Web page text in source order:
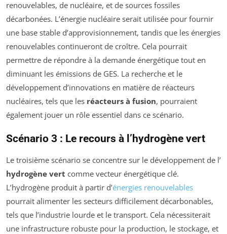
renouvelables, de nucléaire, et de sources fossiles
décarbonées. L’énergie nucléaire serait utilisée pour fournir
une base stable d’approvisionnement, tandis que les énergies
renouvelables continueront de croître. Cela pourrait
permettre de répondre à la demande énergétique tout en
diminuant les émissions de GES. La recherche et le
développement d’innovations en matière de réacteurs
nucléaires, tels que les réacteurs à fusion, pourraient
également jouer un rôle essentiel dans ce scénario.
Scénario 3 : Le recours à l’hydrogène vert
Le troisième scénario se concentre sur le développement de l’
hydrogène vert comme vecteur énergétique clé.
L’hydrogène produit à partir d’énergies renouvelables
pourrait alimenter les secteurs difficilement décarbonables,
tels que l’industrie lourde et le transport. Cela nécessiterait
une infrastructure robuste pour la production, le stockage, et